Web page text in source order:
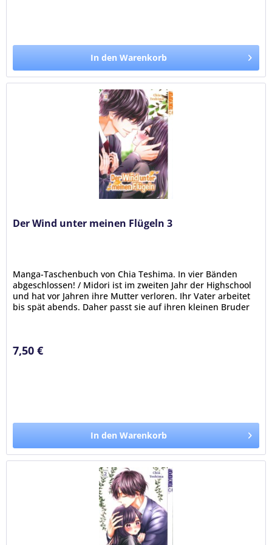
In den Warenkorb
Der Wind unter meinen Flügeln 3
Manga-Taschenbuch von Chia Teshima. In vier Bänden
abgeschlossen! / Midori ist im zweiten Jahr der Highschool
und hat vor Jahren ihre Mutter verloren. Ihr Vater arbeitet
bis spät abends. Daher passt sie auf ihren kleinen Bruder
7,50 €
In den Warenkorb